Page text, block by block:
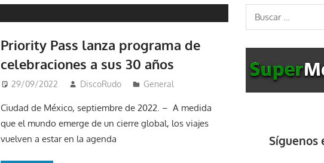
Priority Pass lanza programa de
celebraciones a sus 30 años
29/09/2022 DiscoRudo General
Ciudad de México, septiembre de 2022. – A medida
que el mundo emerge de un cierre global, los viajes
vuelven a estar en la agenda
Buscar:
Síguenos